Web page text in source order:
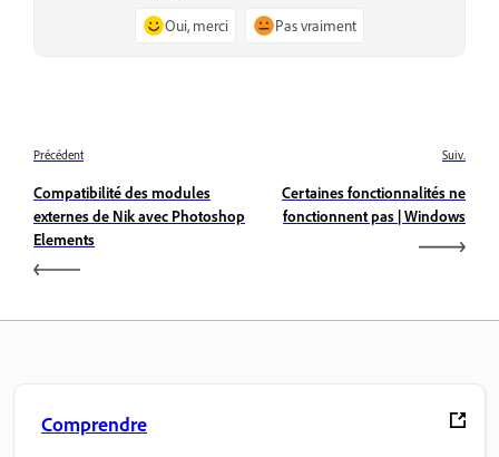
Oui, merci Pas vraiment
Précédent
Compatibilité des modules
externes de Nik avec Photoshop
Elements
Suiv.
Certaines fonctionnalités ne
fonctionnent pas | Windows
Comprendre